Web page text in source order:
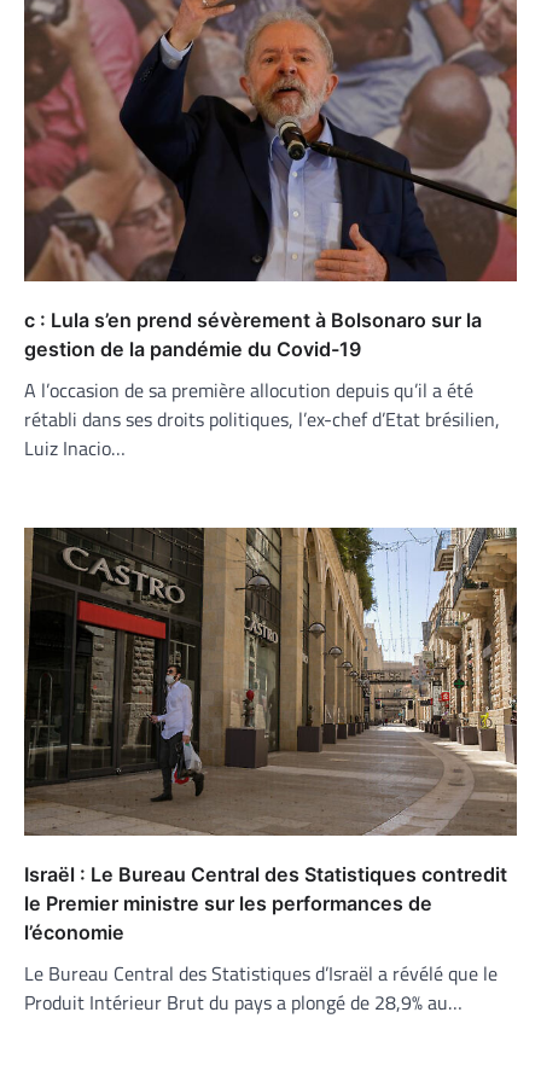
c : Lula s’en prend sévèrement à Bolsonaro sur la
gestion de la pandémie du Covid-19
A l’occasion de sa première allocution depuis qu’il a été
rétabli dans ses droits politiques, l’ex-chef d’Etat brésilien,
Luiz Inacio…
Israël : Le Bureau Central des Statistiques contredit
le Premier ministre sur les performances de
l’économie
Le Bureau Central des Statistiques d’Israël a révélé que le
Produit Intérieur Brut du pays a plongé de 28,9% au…